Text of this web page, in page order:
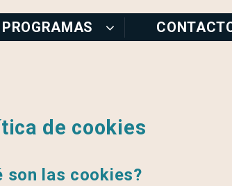
PROGRAMAS
de cookies
son las cookies?